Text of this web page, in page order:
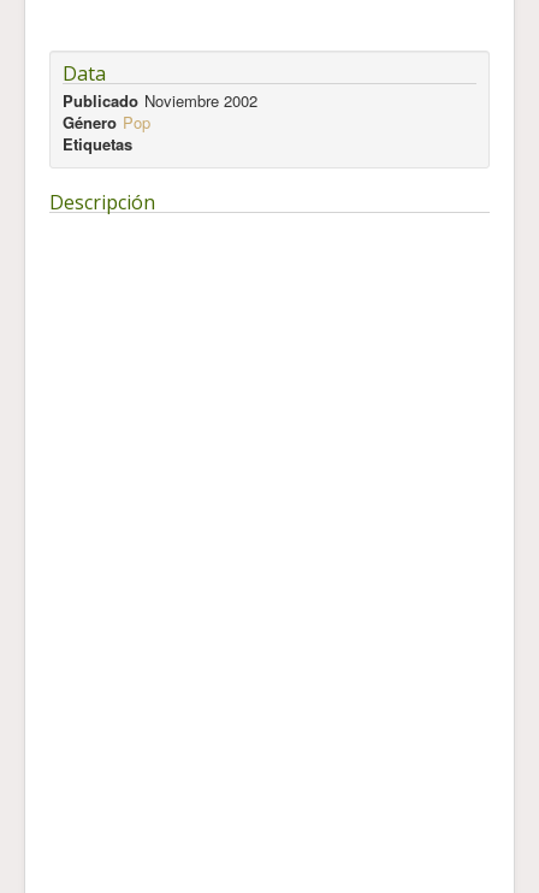
Data
Publicado Noviembre 2002
Género Pop
Etiquetas
Descripción